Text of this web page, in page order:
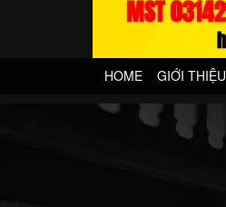
HOME GIỚI THIỆU